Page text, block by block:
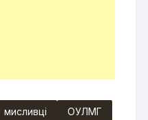
мисливці
ОУЛМГ